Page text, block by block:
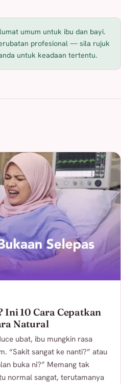
umum untuk ibu dan bayi.
profesional — sila rujuk
untuk keadaan tertentu.
Ini 10 Cara Cepatkan
Natural
ubat, ibu mungkin rasa
“Sakit sangat ke nanti?” atau
buka ni?” Memang tak
normal sangat, terutamanya